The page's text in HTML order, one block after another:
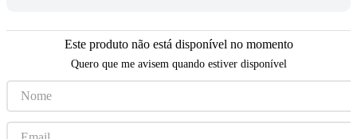
Este produto não está disponível no momento
Quero que me avisem quando estiver disponível
8º
pulseira
9º
biblia sagrada